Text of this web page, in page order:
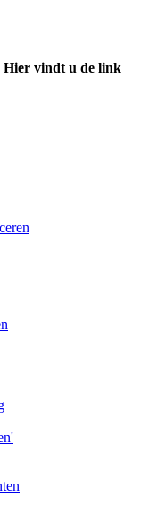
Hier vindt u de link